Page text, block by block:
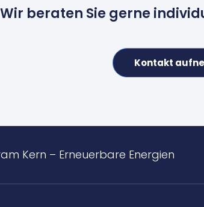
Wir beraten Sie gerne
Kontakt
Kern – Erneuerbare Energien